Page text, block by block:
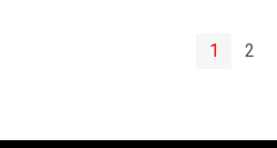
1 2